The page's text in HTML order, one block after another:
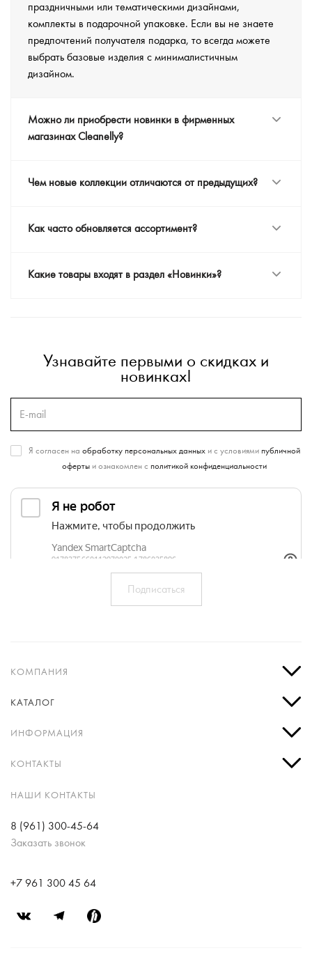
праздничными или тематическими дизайнами,
комплекты в подарочной упаковке. Если вы не знаете
предпочтений получателя подарка, то всегда можете
выбрать базовые изделия с минималистичным
дизайном.
Можно ли приобрести новинки в фирменных
магазинах Cleanelly?
Чем новые коллекции отличаются от предыдущих?
Как часто обновляется ассортимент?
Какие товары входят в раздел «Новинки»?
Узнавайте первыми о скидках и
новинках!
Я согласен на обработку персональных данныхи с условиями публичной
офертыи ознакомлен с политикой конфиденциальности
КОМПАНИЯ
КАТАЛОГ
ИНФОРМАЦИЯ
КОНТАКТЫ
НАШИ КОНТАКТЫ
8 (961) 300-45-64
Заказать звонок
+7 961 300 45 64